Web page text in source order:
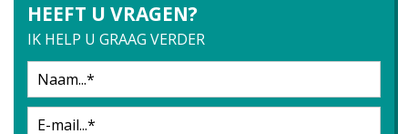
HEEFT U VRAGEN?
IK HELP U GRAAG VERDER